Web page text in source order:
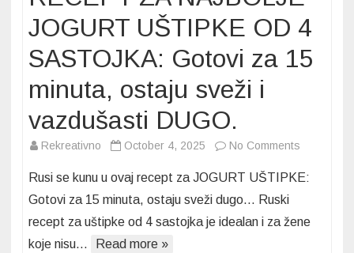
JOGURT UŠTIPKE OD 4
SASTOJKA: Gotovi za 15
minuta, ostaju sveži i
vazdušasti DUGO.
Rekreativno October 4, 2025 No Comments
SE
U
Rusi se kunu u ovaj recept za JOGURT UŠTIPKE:
Gotovi za 15 minuta, ostaju sveži dugo… Ruski
recept za uštipke od 4 sastojka je idealan i za žene
koje nisu…
Read more »